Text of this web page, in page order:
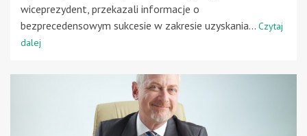
wiceprezydent, przekazali informacje o
bezprecedensowym sukcesie w zakresie uzyskania... Czytaj
dalej